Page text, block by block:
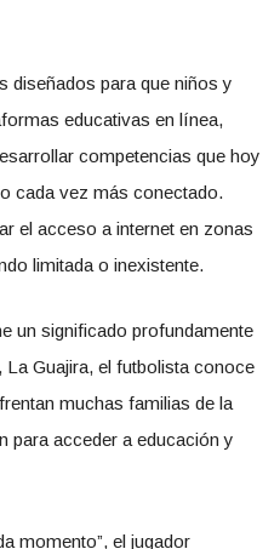
diseñados para que niños y
educativas en línea,
competencias que hoy
cada vez más conectado.
el acceso a internet en zonas
limitada o inexistente.
un significado profundamente
Guajira, el futbolista conoce
muchas familias de la
para acceder a educación y
momento”, el jugador